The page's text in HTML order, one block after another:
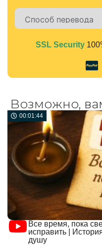
Alternative:
SSL Security
Возможно,
00:01:44
Все время, пока
исправить |
душу